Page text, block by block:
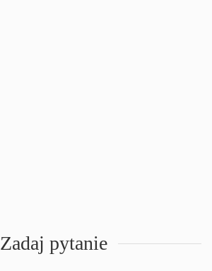
Zadaj pytanie